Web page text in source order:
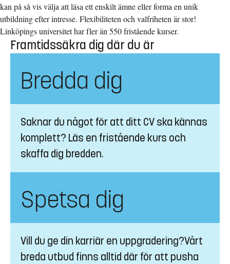
kan på så vis välja att läsa ett enskilt ämne eller forma en unik
utbildning efter intresse. Flexibiliteten och valfriheten är stor!
Linköpings universitet har fler än 550 fristående kurser.
Framtidssäkra dig där du är
Bredda dig
Saknar du något för att ditt CV ska kännas
komplett? Läs en fristående kurs och
skaffa dig bredden.
Spetsa dig
Vill du ge din karriär en uppgradering?Vårt
breda utbud finns alltid där för att pusha